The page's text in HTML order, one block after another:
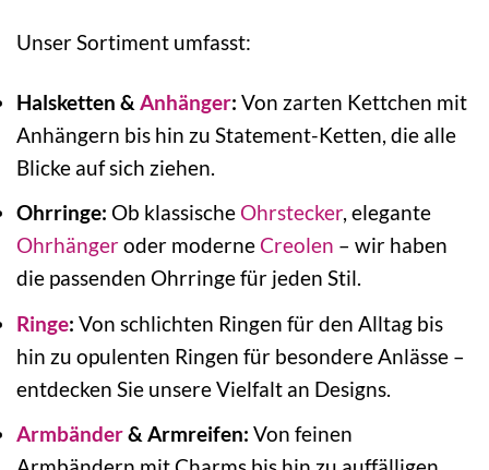
Unser Sortiment umfasst:
Halsketten & Anhänger: Von zarten Kettchen mit
Anhängern bis hin zu Statement-Ketten, die alle
Blicke auf sich ziehen.
Ohrringe: Ob klassische Ohrstecker, elegante
Ohrhängeroder moderneCreolen – wir haben
die passenden Ohrringe für jeden Stil.
Ringe: Von schlichten Ringen für den Alltag bis
hin zu opulenten Ringen für besondere Anlässe –
entdecken Sie unsere Vielfalt an Designs.
Armbänder& Armreifen: Von feinen